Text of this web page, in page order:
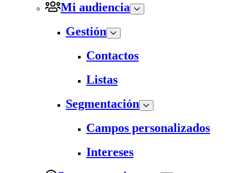
Mi audiencia
Gestión
Contactos
Listas
Segmentación
Campos personalizados
Intereses